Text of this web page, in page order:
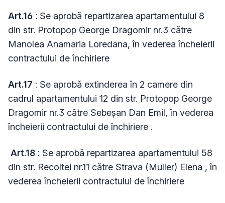
Art.16 : Se aprobă repartizarea apartamentului 8
din str. Protopop George Dragomir nr.3 către
Manolea Anamaria Loredana, în vederea încheierii
contractului de închiriere
Art.17 : Se aprobă extinderea în 2 camere din
cadrul apartamentului 12 din str. Protopop George
Dragomir nr.3 către Sebeșan Dan Emil, în vederea
încheierii contractului de închiriere .
Art.18 : Se aprobă repartizarea apartamentului 58
din str. Recoltei nr.11 către Strava (Muller) Elena , în
vederea încheierii contractului de închiriere